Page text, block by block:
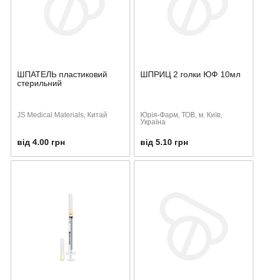
ШПАТЕЛЬ пластиковий
стерильний
JS Medical Materials, Китай
від 4.00 грн
ШПРИЦ 2 голки ЮФ 10мл
Юрія-Фарм, ТОВ, м. Київ,
Україна
від 5.10 грн